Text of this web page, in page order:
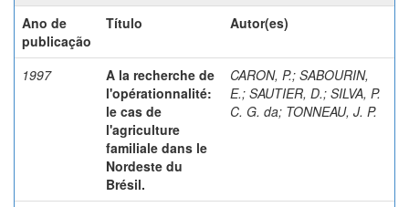
Ano de
publicação
Título Autor(es)
1997
A la recherche de
l'opérationnalité:
le cas de
l'agriculture
familiale dans le
Nordeste du
Brésil.
CARON, P.; SABOURIN,
E.; SAUTIER, D.; SILVA, P.
C. G. da; TONNEAU, J. P.